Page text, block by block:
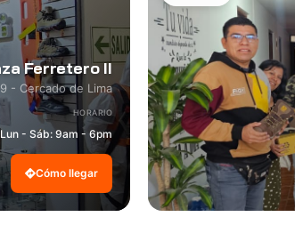
Ferretero II
- Cercado de Lima
HORARIO
Lun - Sáb: 9am - 6pm
Cómo llegar